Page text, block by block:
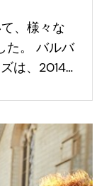
、様々な
た。 バルバ
は、2014